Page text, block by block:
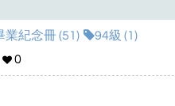
業紀念冊 (51)
94級 (1)
0